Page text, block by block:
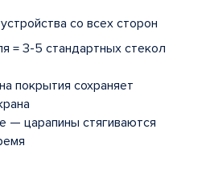
со всех сторон
= 3-5 стандартных стекол
покрытия сохраняет
— царапины стягиваются